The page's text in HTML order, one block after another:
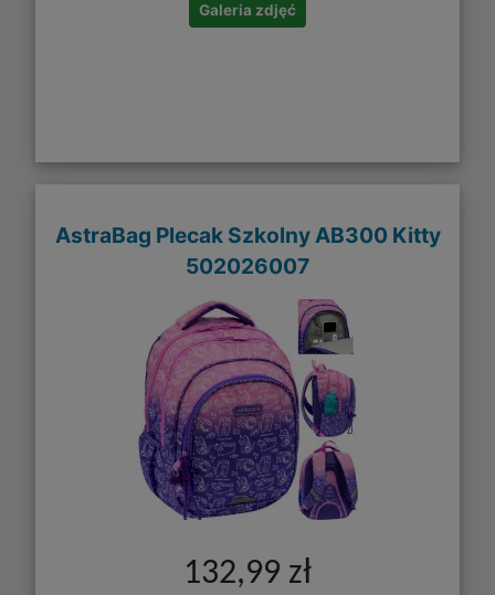
Galeria zdjęć
AstraBag Plecak Szkolny AB300 Kitty
502026007
132,99 zł